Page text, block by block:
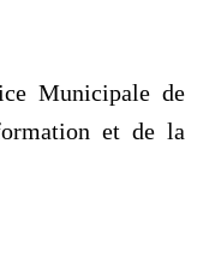
Municipale de
et de la